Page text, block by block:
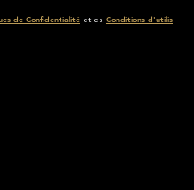
de Confidentialité et es Conditions d'utilis